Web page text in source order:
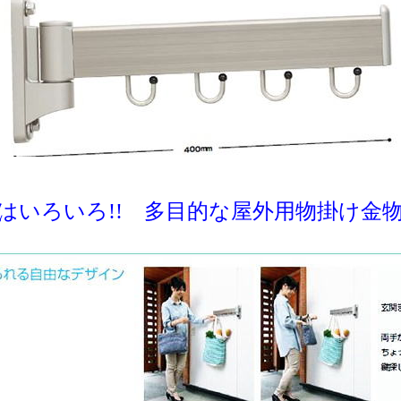
いろいろ!! 多目的な屋外用物掛け金